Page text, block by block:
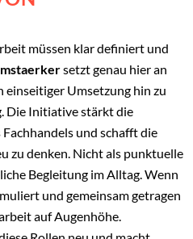
müssen klar definiert und
setzt genau hier an
einseitiger Umsetzung hin zu
Die Initiative stärkt die
und schafft die
zu denken. Nicht als punktuelle
Begleitung im Alltag. Wenn
und gemeinsam getragen
auf Augenhöhe.